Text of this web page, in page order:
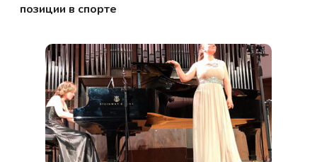
позиции в спорте